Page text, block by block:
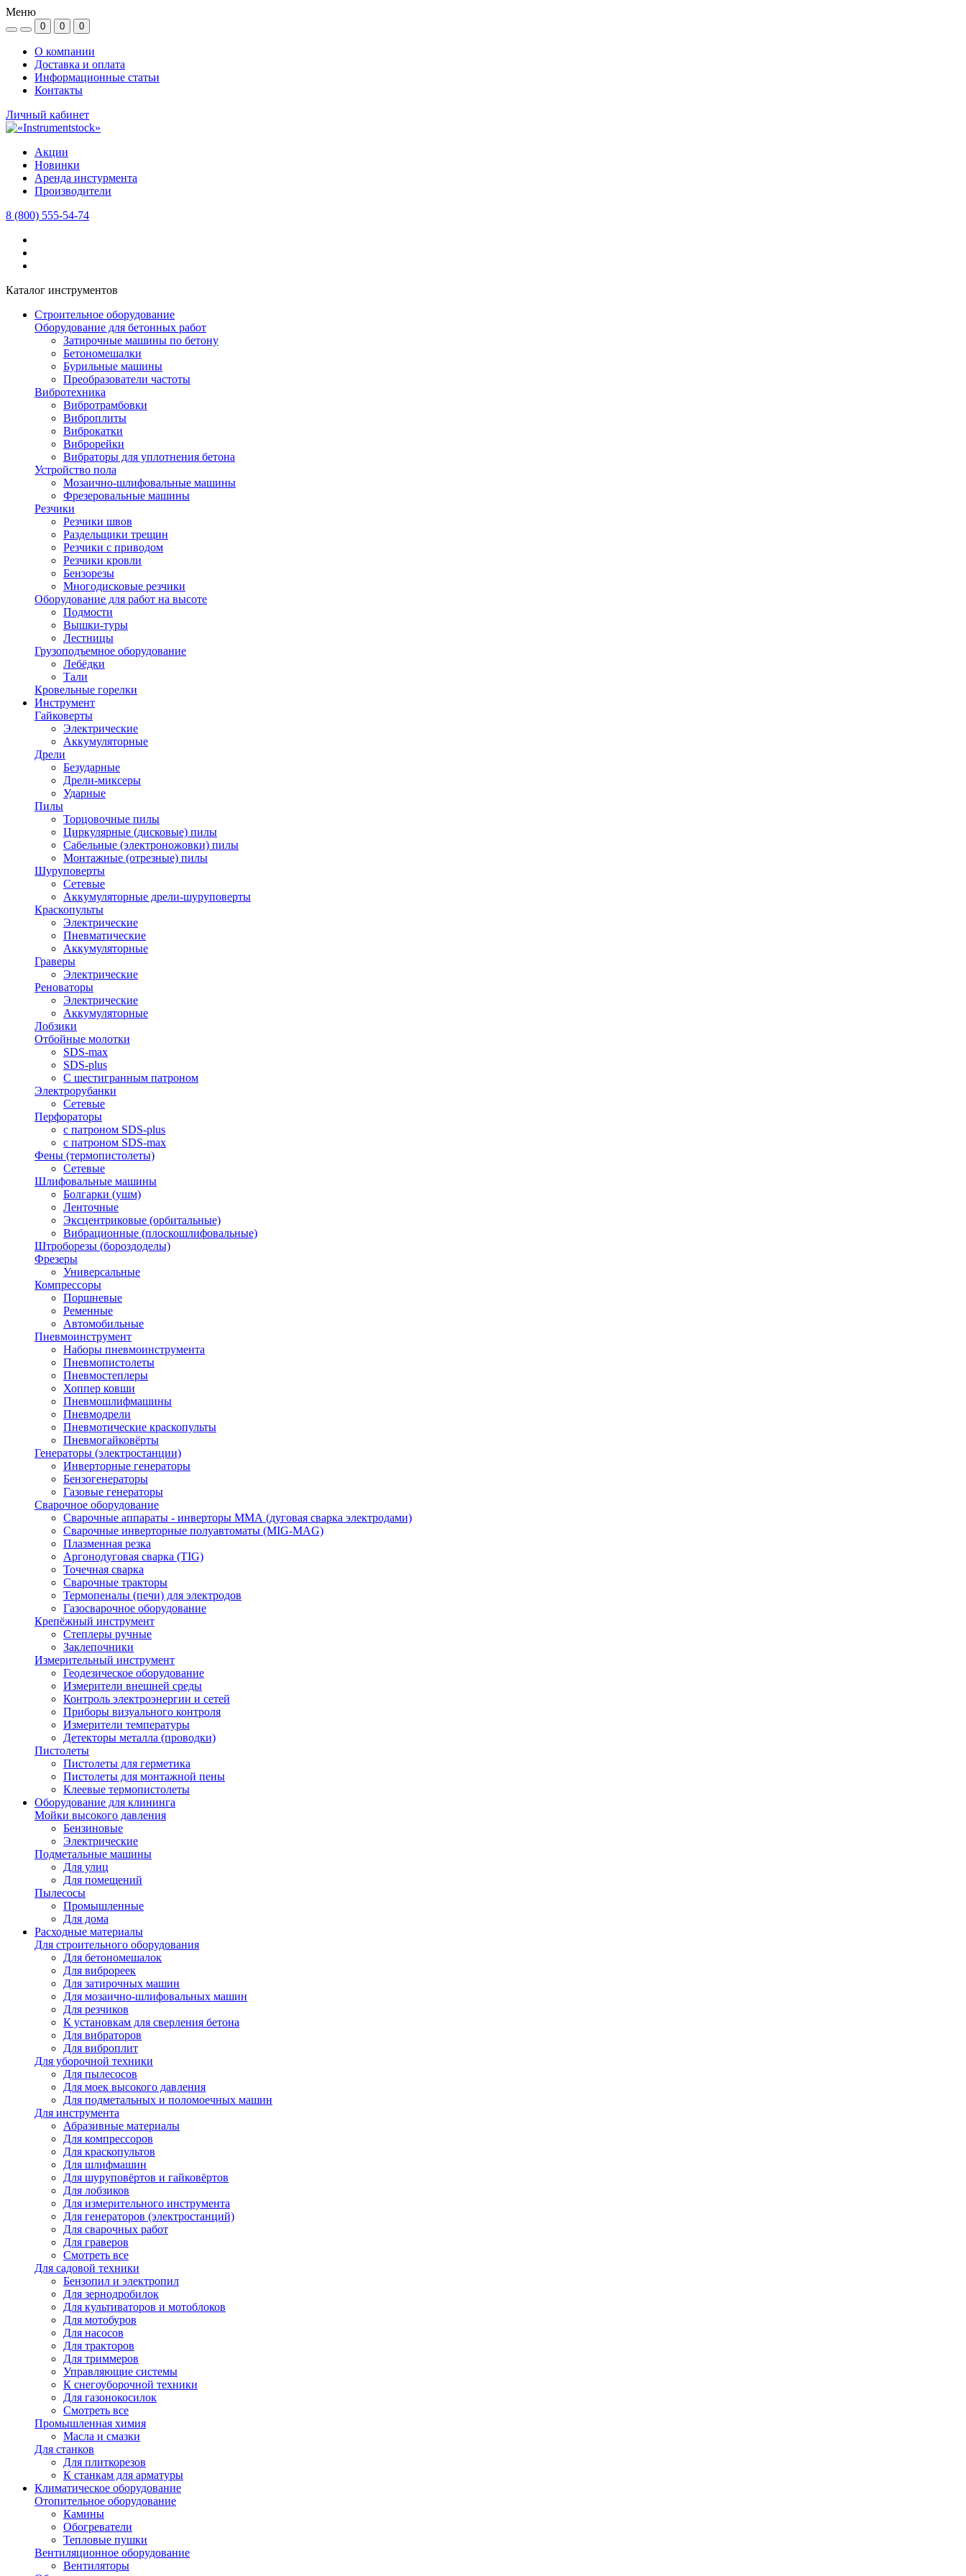
Меню
0 0 0
О компании
Доставка и оплата
Информационные статьи
Контакты
Личный кабинет
Акции
Новинки
Аренда инстурмента
Производители
8 (800) 555-54-74
Каталог инструментов
Строительное оборудование
Оборудование для бетонных работ
Затирочные машины по бетону
Бетономешалки
Бурильные машины
Преобразователи частоты
Вибротехника
Вибротрамбовки
Виброплиты
Виброкатки
Виброрейки
Вибраторы для уплотнения бетона
Устройство пола
Мозаично-шлифовальные машины
Фрезеровальные машины
Резчики
Резчики швов
Раздельщики трещин
Резчики с приводом
Резчики кровли
Бензорезы
Многодисковые резчики
Оборудование для работ на высоте
Подмости
Вышки-туры
Лестницы
Грузоподъемное оборудование
Лебёдки
Тали
Кровельные горелки
Инструмент
Гайковерты
Электрические
Аккумуляторные
Дрели
Безударные
Дрели-миксеры
Ударные
Пилы
Торцовочные пилы
Циркулярные (дисковые) пилы
Сабельные (электроножовки) пилы
Монтажные (отрезные) пилы
Шуруповерты
Сетевые
Аккумуляторные дрели-шуруповерты
Краскопульты
Электрические
Пневматические
Аккумуляторные
Граверы
Электрические
Реноваторы
Электрические
Аккумуляторные
Лобзики
Отбойные молотки
SDS-max
SDS-plus
С шестигранным патроном
Электрорубанки
Сетевые
Перфораторы
с патроном SDS-plus
с патроном SDS-max
Фены (термопистолеты)
Сетевые
Шлифовальные машины
Болгарки (ушм)
Ленточные
Эксцентриковые (орбитальные)
Вибрационные (плоскошлифовальные)
Штроборезы (бороздоделы)
Фрезеры
Универсальные
Компрессоры
Поршневые
Ременные
Автомобильные
Пневмоинструмент
Наборы пневмоинструмента
Пневмопистолеты
Пневмостеплеры
Хоппер ковши
Пневмошлифмашины
Пневмодрели
Пневмотические краскопульты
Пневмогайковёрты
Генераторы (электростанции)
Инверторные генераторы
Бензогенераторы
Газовые генераторы
Сварочное оборудование
Сварочные аппараты - инверторы ММА (дуговая сварка электродами)
Сварочные инверторные полуавтоматы (MIG-MAG)
Плазменная резка
Аргонодуговая сварка (TIG)
Точечная сварка
Сварочные тракторы
Термопеналы (печи) для электродов
Газосварочное оборудование
Крепёжный инструмент
Степлеры ручные
Заклепочники
Измерительный инструмент
Геодезическое оборудование
Измерители внешней среды
Контроль электроэнергии и сетей
Приборы визуального контроля
Измерители температуры
Детекторы металла (проводки)
Пистолеты
Пистолеты для герметика
Пистолеты для монтажной пены
Клеевые термопистолеты
Оборудование для клининга
Мойки высокого давления
Бензиновые
Электрические
Подметальные машины
Для улиц
Для помещений
Пылесосы
Промышленные
Для дома
Расходные материалы
Для строительного оборудования
Для бетономешалок
Для виброреек
Для затирочных машин
Для мозаично-шлифовальных машин
Для резчиков
К установкам для сверления бетона
Для вибраторов
Для виброплит
Для уборочной техники
Для пылесосов
Для моек высокого давления
Для подметальных и поломоечных машин
Для инструмента
Абразивные материалы
Для компрессоров
Для краскопультов
Для шлифмашин
Для шуруповёртов и гайковёртов
Для лобзиков
Для измерительного инструмента
Для генераторов (электростанций)
Для сварочных работ
Для граверов
Смотреть все
Для садовой техники
Бензопил и электропил
Для зернодробилок
Для культиваторов и мотоблоков
Для мотобуров
Для насосов
Для тракторов
Для триммеров
Управляющие системы
К снегоуборочной техники
Для газонокосилок
Смотреть все
Промышленная химия
Масла и смазки
Для станков
Для плиткорезов
К станкам для арматуры
Климатическое оборудование
Отопительное оборудование
Камины
Обогреватели
Тепловые пушки
Вентиляционное оборудование
Вентиляторы